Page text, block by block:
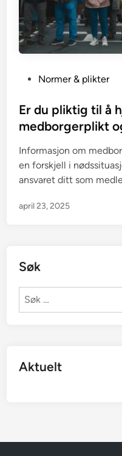
s
t
d
i
n
Normer & plikter
Er du pliktig til å
medborgerplikt
Informasjon om
en forskjell i
ansvaret ditt som
april 23, 2025
Søk
Søk
Aktuelt